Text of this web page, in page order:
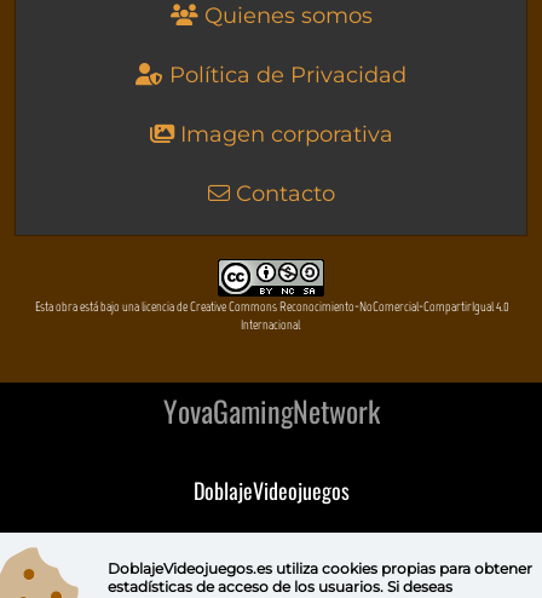
Quienes somos
Política de Privacidad
Imagen corporativa
Contacto
Esta obra está bajo una licencia de Creative Commons Reconocimiento-NoComercial-CompartirIgual 4.0
Internacional
YovaGamingNetwork
DoblajeVideojuegos
DeVuego
DoblajeVideojuegos.es utiliza cookies propiaspara obtener
estadísticas de acceso de los usuarios. Si deseas